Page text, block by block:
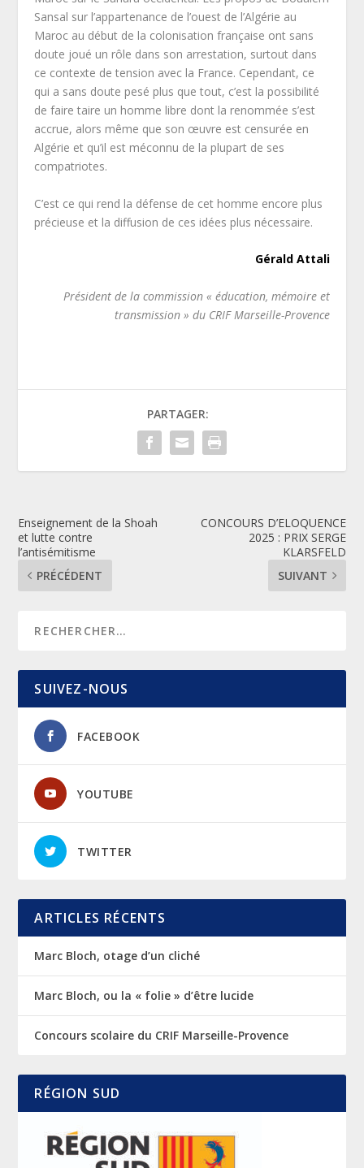
Sansal sur l’appartenance de l’ouest de l’Algérie au
Maroc au début de la colonisation française ont sans
doute joué un rôle dans son arrestation, surtout dans
ce contexte de tension avec la France. Cependant, ce
qui a sans doute pesé plus que tout, c’est la possibilité
de faire taire un homme libre dont la renommée s’est
accrue, alors même que son œuvre est censurée en
Algérie et qu’il est méconnu de la plupart de ses
compatriotes.
C’est ce qui rend la défense de cet homme encore plus
précieuse et la diffusion de ces idées plus nécessaire.
Gérald Attali
Président de la commission « éducation, mémoire et
transmission » du CRIF Marseille-Provence
PARTAGER:
Enseignement de la Shoah
et lutte contre
l’antisémitisme
PRÉCÉDENT
CONCOURS D’ELOQUENCE
2025 : PRIX SERGE
KLARSFELD
SUIVANT
SUIVEZ-NOUS
FACEBOOK
YOUTUBE
TWITTER
ARTICLES RÉCENTS
Marc Bloch, otage d’un cliché
Marc Bloch, ou la « folie » d’être lucide
Concours scolaire du CRIF Marseille-Provence
RÉGION SUD